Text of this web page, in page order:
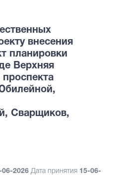
внесения
планировки
Верхняя
Сварщиков,
06-2026 Дата принятия 15-06-